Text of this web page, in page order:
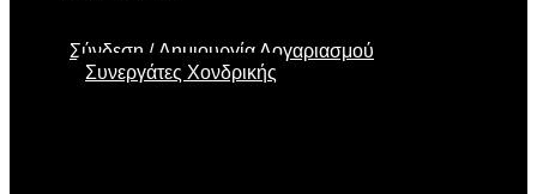
Σύνδεση
Δημιουργία Λογαριασμού
Συνεργάτες Χονδρικής